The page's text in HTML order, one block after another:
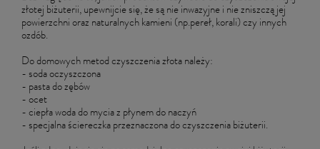
złotej biżuterii, upewnijcie się, że są nie inwazyjne i nie zniszczą jej
powierzchni oraz naturalnych kamieni (np.pereł, korali) czy innych
ozdób.
Do domowych metod czyszczenia złota należy:
- soda oczyszczona
- pasta do zębów
- ocet
- ciepła woda do mycia z płynem do naczyń
- specjalna ściereczka przeznaczona do czyszczenia biżuterii.